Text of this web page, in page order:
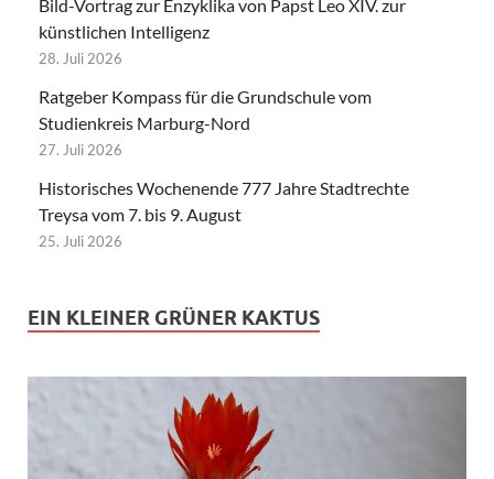
Bild-Vortrag zur Enzyklika von Papst Leo XIV. zur
künstlichen Intelligenz
28. Juli 2026
Ratgeber Kompass für die Grundschule vom
Studienkreis Marburg-Nord
27. Juli 2026
Historisches Wochenende 777 Jahre Stadtrechte
Treysa vom 7. bis 9. August
25. Juli 2026
EIN KLEINER GRÜNER KAKTUS